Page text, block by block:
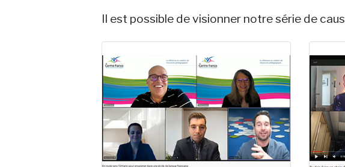
Il est possible de visionner notre série de